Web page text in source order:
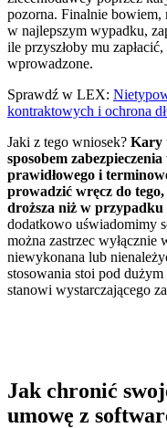
pozorna. Finalnie
w najlepszym wypadku,
ile przyszłoby mu
wprowadzone.
Sprawdź w LEX:
kontraktowych i ochrona
Jaki z tego wniosek? Kary
sposobem
prawidłowego i
prowadzić wręcz do tego,
droższa niż w
dodatkowo uświadomimy
można zastrzec
niewykonana lub
stosowania stoi pod
stanowi wystarczającego
Jak chronić
umowę z